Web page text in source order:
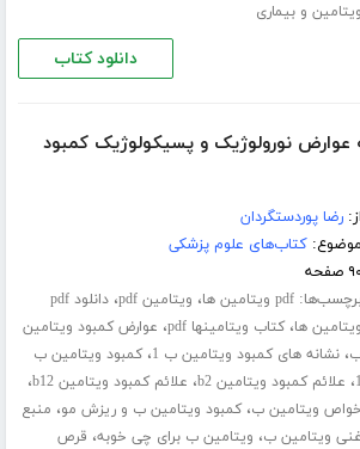
ویتامین و بیماری
دانلود کتاب
عوارض نورولوژیک و پسیکولوژیک کمبود
از:رضا پوردستگردان
موضوع:کتاب‌های علوم پزشکی
pdf ویتامین ها ، ویتامین pdf ،
دانلود pdf
ویتامین ها،کتاب ویتامینها pdf ، عوارض کمبود ویتامین
،نشانه های کمبود ویتامین ب 1 ،کمبود ویتامین ب
1، علائم کمبود ویتامین b2 ، علائم کمبود ویتامین b12 ،
خواص ویتامین ب،کمبود ویتامین ب و ریزش مو، منبع
غنی ویتامین ب، ویتامین ب برای چی خوبه، قرص